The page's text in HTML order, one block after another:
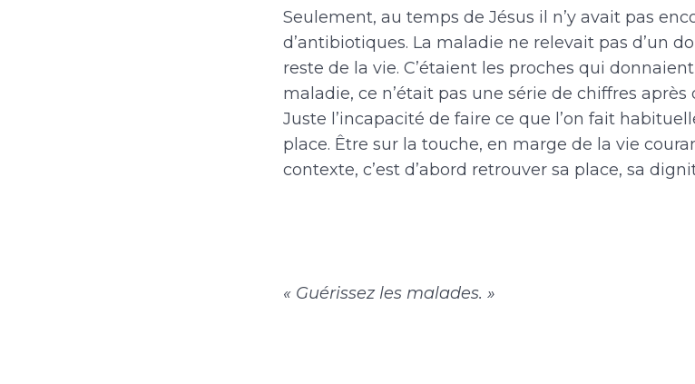
Seulement, au temps de Jésus il n’y avait pas
d’antibiotiques. La maladie ne relevait pas d’un
reste de la vie. C’étaient les proches qui
maladie, ce n’était pas une série de chiffres
Juste l’incapacité de faire ce que l’on fait
place. Être sur la touche, en marge de la vie
contexte, c’est d’abord retrouver sa place, sa
« Guérissez les malades. »